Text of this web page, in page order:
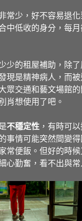
常少，好不容易退
中低收的身分，每
少的租屋補助，除
現是精神病人，而
眾交通和藝文場館
肖想使用了吧。
不穩定性 ，有時可
事情可能突然間變
常便飯。但好的時
心勤奮，看不出與常